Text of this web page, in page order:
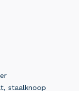
staalknoop